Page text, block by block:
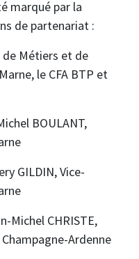
marqué par la
de partenariat :
de Métiers et de
le CFA BTP et
BOULANT,
Vice-
CHRISTE,
Ardenne